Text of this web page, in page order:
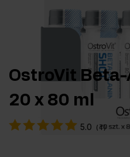
OstroVit
20 x 80 ml
5.0 ( 1)